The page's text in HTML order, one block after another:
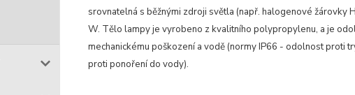
srovnatelná s běžnými zdroji světla (např. halogenové žárovky
W. Tělo lampy je vyrobeno z kvalitního polypropylenu, a je
mechanickému poškození a vodě (normy IP66 - odolnost proti
proti ponoření do vody).